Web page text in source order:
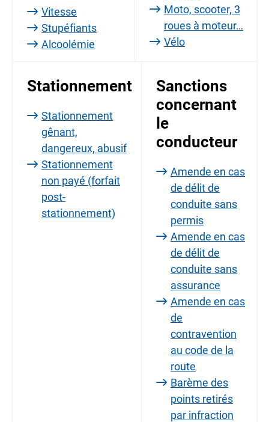
Vitesse
Stupéfiants
Alcoolémie
Moto, scooter, 3
roues à moteur…
Vélo
Stationnement
Stationnement
gênant,
dangereux, abusif
Stationnement
non payé (forfait
post-
stationnement)
Sanctions
concernant
le
conducteur
Amende en cas
de délit de
conduite sans
permis
Amende en cas
de délit de
conduite sans
assurance
Amende en cas
de
contravention
au code de la
route
Barème des
points retirés
par infraction